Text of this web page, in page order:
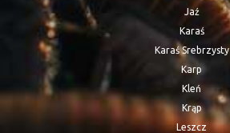
Jaź
Karaś
Karaś Srebrzysty
Karp
Kleń
Krąp
Leszcz